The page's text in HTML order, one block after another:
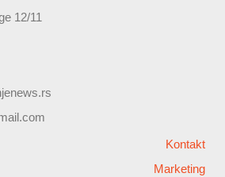
12/11
Kontakt
Marketing